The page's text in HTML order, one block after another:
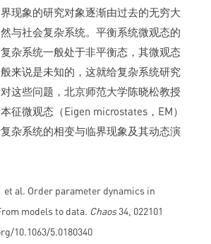
现象的研究对象逐渐由过去的无穷大
与社会复杂系统。平衡系统微观态的
杂系统一般处于非平衡态，其微观态
来说是未知的，这就给复杂系统研究
这些问题，北京师范大学陈晓松教授
征微观态（Eigen microstates，EM）
杂系统的相变与临界现象及其动态演
et al. Order parameter dynamics in
models to data. Chaos34, 022101
10.1063/5.0180340